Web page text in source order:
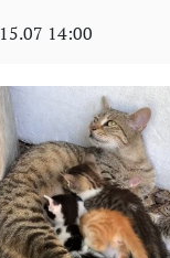
15.07 14:00